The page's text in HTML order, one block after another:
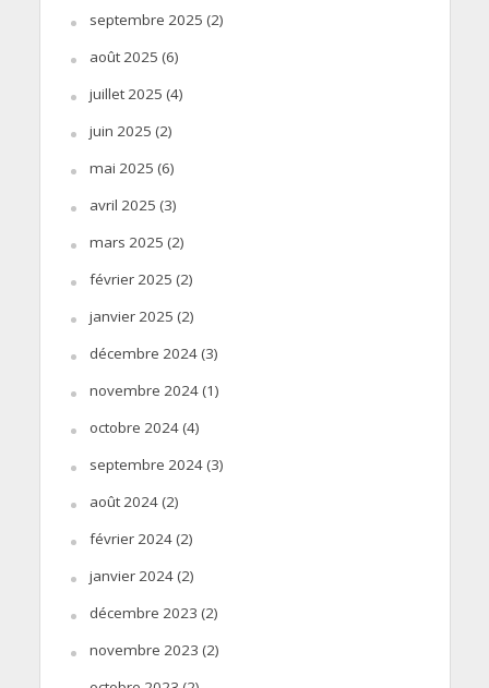
septembre 2025 (2)
août 2025 (6)
juillet 2025 (4)
juin 2025 (2)
mai 2025 (6)
avril 2025 (3)
mars 2025 (2)
février 2025 (2)
janvier 2025 (2)
décembre 2024(3)
novembre 2024(1)
octobre 2024(4)
septembre 2024(3)
août 2024(2)
février 2024(2)
janvier 2024(2)
décembre 2023 (2)
novembre 2023 (2)